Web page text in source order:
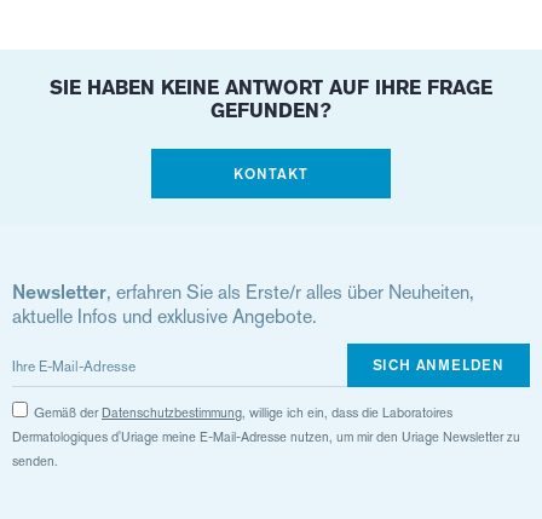
SIE HABEN KEINE ANTWORT AUF IHRE FRAGE
GEFUNDEN?
KONTAKT
Newsletter, erfahren Sie als Erste/r alles über Neuheiten,
aktuelle Infos und exklusive Angebote.
SICH ANMELDEN
Gemäß der Datenschutzbestimmung, willige ich ein, dass die Laboratoires
Dermatologiques d'Uriage meine E-Mail-Adresse nutzen, um mir den Uriage Newsletter zu
senden.